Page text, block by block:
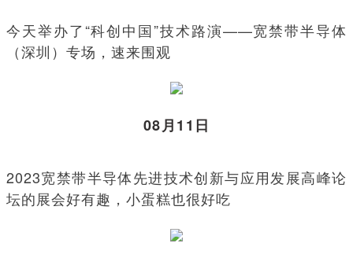
今天举办了“科创中国”技术路演——宽禁带半导体
（深圳）专场，速来围观
08月11日
2023宽禁带半导体先进技术创新与应用发展高峰论
坛的展会好有趣，小蛋糕也很好吃